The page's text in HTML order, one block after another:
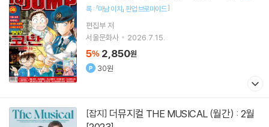
록 : 「마남 이치」 핀업 브로마이드]
편집부 저
서울문화사
2026.7.15.
5% 2,850원
30원
[잡지]